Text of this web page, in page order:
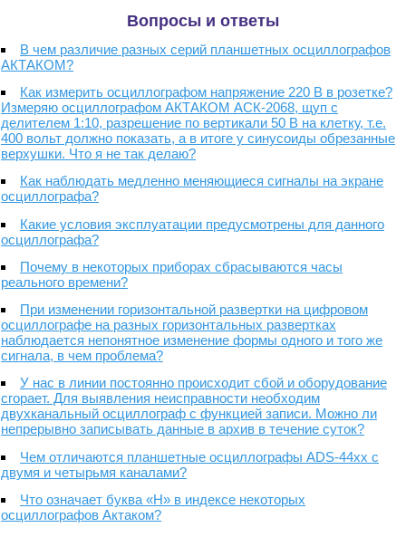
Вопросы и ответы
В чем различие разных серий планшетных осциллографов
АКТАКОМ?
Как измерить осциллографом напряжение 220 В в розетке?
Измеряю осциллографом АКТАКОМ АСК-2068, щуп с
делителем 1:10, разрешение по вертикали 50 В на клетку, т.е.
400 вольт должно показать, а в итоге у синусоиды обрезанные
верхушки. Что я не так делаю?
Как наблюдать медленно меняющиеся сигналы на экране
осциллографа?
Какие условия эксплуатации предусмотрены для данного
осциллографа?
Почему в некоторых приборах сбрасываются часы
реального времени?
При изменении горизонтальной развертки на цифровом
осциллографе на разных горизонтальных развертках
наблюдается непонятное изменение формы одного и того же
сигнала, в чем проблема?
У нас в линии постоянно происходит сбой и оборудование
сгорает. Для выявления неисправности необходим
двухканальный осциллограф с функцией записи. Можно ли
непрерывно записывать данные в архив в течение суток?
Чем отличаются планшетные осциллографы ADS-44xx с
двумя и четырьмя каналами?
Что означает буква «H» в индексе некоторых
осциллографов Актаком?